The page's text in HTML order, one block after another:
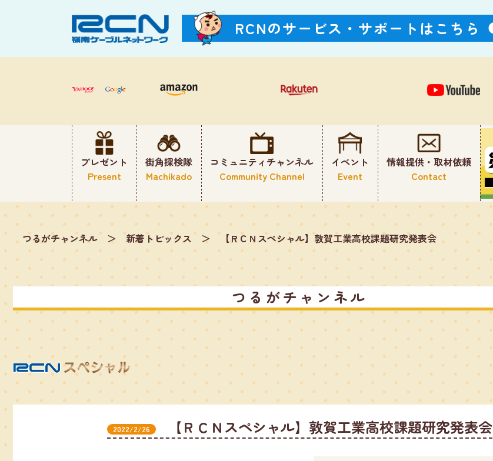
RCNのサービス・ サポートはこちら
プレゼント
Present
街角探検隊
Machikado
コミュニティチャンネル
Community Channel
イベント
Event
情報提供・取材依頼
Contact
つるがチャンネル ＞ 新着トピックス ＞ 【ＲＣＮスペシャル】敦賀工業高校課題研究発表会
つるがチャンネル
2022/2/26 【ＲＣＮスペシャル】敦賀工業高校課題研究発表会